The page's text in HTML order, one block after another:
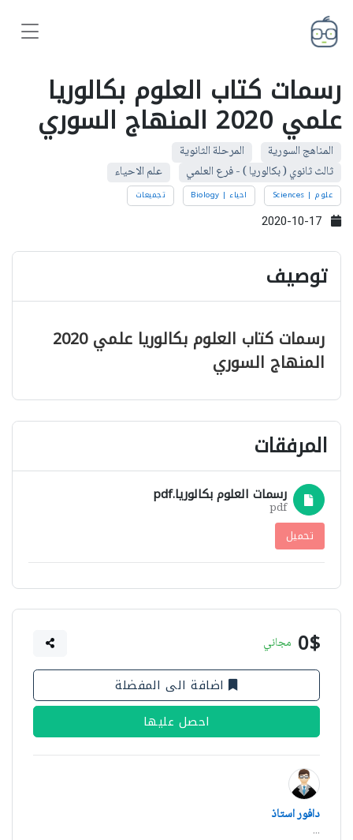
رسمات كتاب العلوم بكالوريا
علمي 2020 المنهاج السوري
المناهج السورية
المرحلة الثانوية
ثالث ثانوي ( بكالوريا ) - فرع العلمي
علم الاحياء
علوم | Sciences احياء | Biology تجميعات
توصيف
رسمات كتاب العلوم بكالوريا علمي 2020
المنهاج السوري
المرفقات
رسمات العلوم بكالوريا.pdf
pdf
تحميل
0$ مجاني
اضافة الى المفضلة
احصل عليها
دافور استاذ
...